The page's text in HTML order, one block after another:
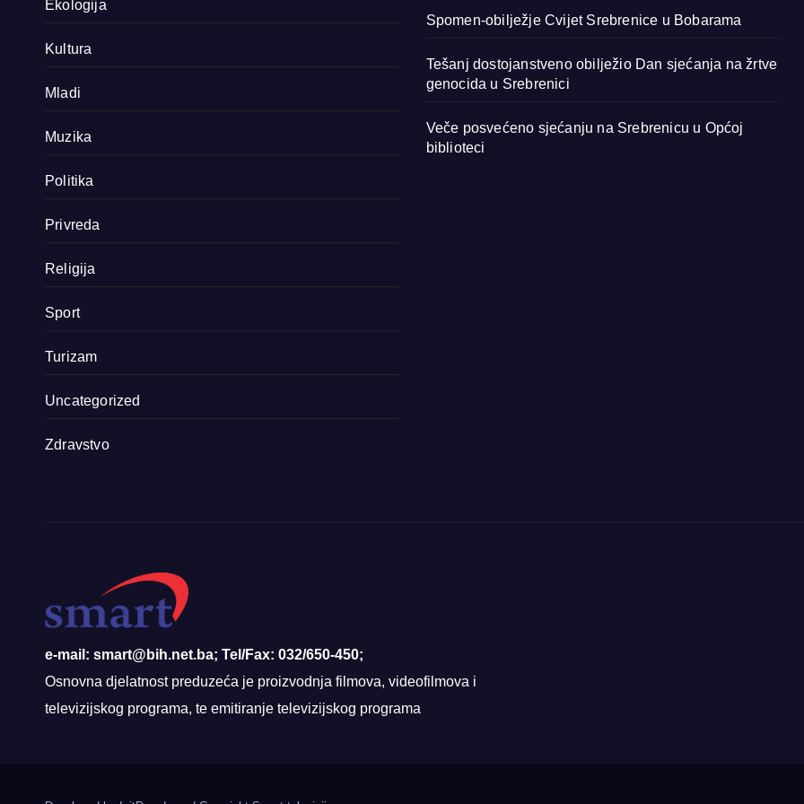
Ekologija
Kultura
Mladi
Muzika
Politika
Privreda
Religija
Sport
Turizam
Uncategorized
Zdravstvo
Spomen-obilježje Cvijet Srebrenice u Bobarama
Tešanj dostojanstveno obilježio Dan sjećanja na žrtve
genocida u Srebrenici
Veče posvećeno sjećanju na Srebrenicu u Općoj
biblioteci
e-mail: smart@bih.net.ba; Tel/Fax: 032/650-450;
Osnovna djelatnost preduzeća je proizvodnja filmova, videofilmova i
televizijskog programa, te emitiranje televizijskog programa